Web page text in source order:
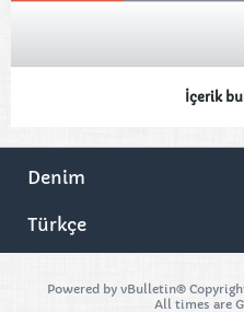
İçerik
Denim
Türkçe
Powered by vBulletin®
All times are